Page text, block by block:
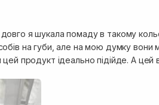
я шукала помаду в такому
на губи, але на мою думку
продукт ідеально підійде. А цей
красиво виглядає на
чого добре фіксується та не
зволожуючого бальзаму,